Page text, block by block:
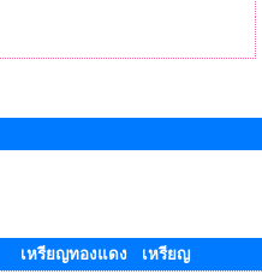
เหรียญทองแดง เหรียญ